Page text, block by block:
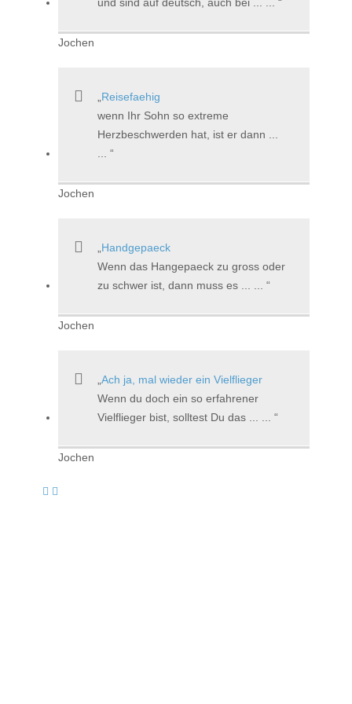
Jochen
Reisefaehig
wenn Ihr Sohn so extreme
Herzbeschwerden hat, ist er dann ...
Jochen
Handgepaeck
Wenn das Hangepaeck zu gross oder
zu schwer ist, dann muss es ... ...
Jochen
Ach ja, mal wieder ein Vielflieger
Wenn du doch ein so erfahrener
Vielflieger bist, solltest Du das ... ...
Jochen